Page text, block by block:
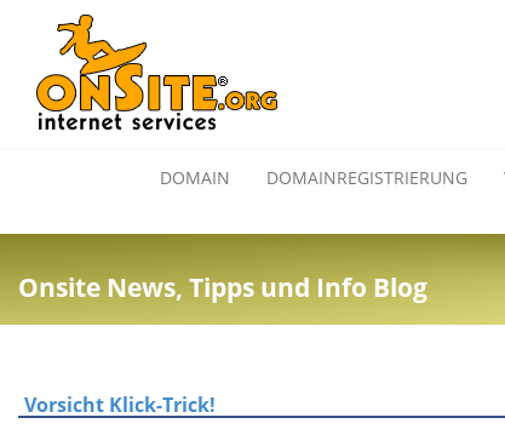
DOMAIN DOMAINREGISTRIERUNG
Onsite News, Tipps und Info Blog
Vorsicht Klick-Trick!